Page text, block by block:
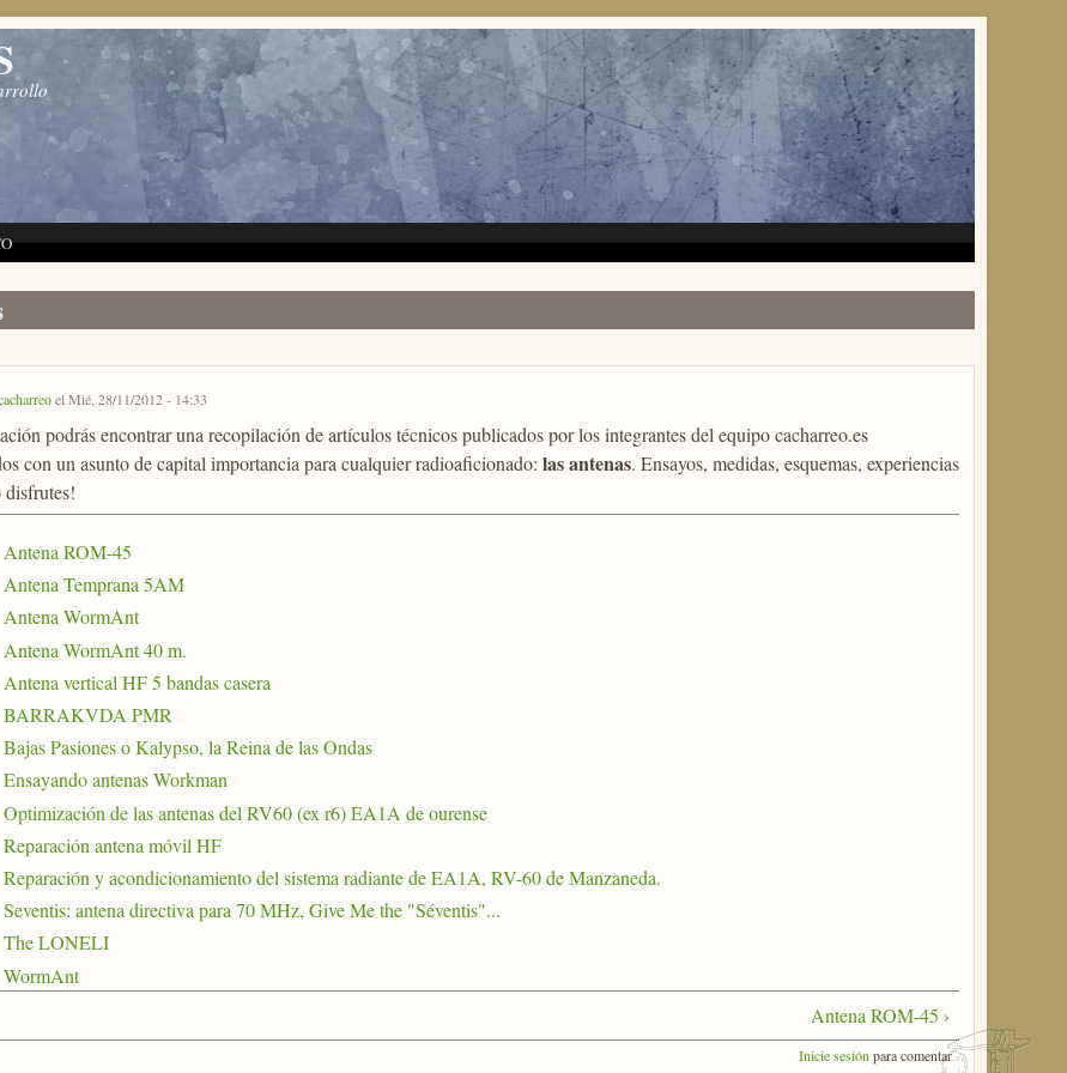
el Mié, 28/11/2012 - 14:33
podrás encontrar una recopilación de artículos técnicos publicados por los integrantes del equipo cacharreo.es
con un asunto de capital importancia para cualquier radioaficionado: las antenas. Ensayos, medidas, esquemas, experiencias
disfrutes!
Antena ROM-45
Antena Temprana 5AM
Antena WormAnt
Antena WormAnt 40 m.
Antena vertical HF 5 bandas casera
BARRAKVDA PMR
Bajas Pasiones o Kalypso, la Reina de las Ondas
Ensayando antenas Workman
Optimización de las antenas del RV60 (ex r6) EA1A de ourense
Reparación antena móvil HF
Reparación y acondicionamiento del sistema radiante de EA1A, RV-60 de Manzaneda.
Seventis: antena directiva para 70 MHz, Give Me the "Séventis"...
The LONELI
WormAnt
Antena ROM-45 ›
Inicie sesión para comentar